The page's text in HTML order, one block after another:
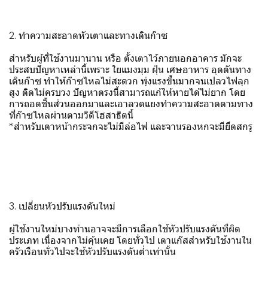
2. ทำความสะอาดหัวเตาและทางเดินก๊าซ
สำหรับผู้ที่ใช้งานมานาน หรือ ตั้งเตาไว้ภายนอกอาคาร มักจะ
ประสบปัญหาเหล่านี้เพราะ ใยแมงมุม ฝุ่น เศษอาหาร อุดตันทาง
เดินก๊าซ ทำให้ก๊าซไหลไม่สะดวก พุ่งแรงขึ้นมากจนเปลวไฟลุก
สูง ติดไม่ครบวง ปัญหาตรงนี้สามารถแก้ให้หายได้ไม่ยาก โดย
การถอดชิ้นส่วนออกมาและเอาลวดแยงทำความสะอาดตามทาง
ที่ก๊าซไหลผ่านตามวิดีโฮสาธิตนี้
*สำหรับเตาหน้ากระจกจะไม่มีล่อไฟ และจานรองหกจะมียึดสกรู
3. เปลี่ยนหัวปรับแรงดันใหม่
ผู้ใช้งานใหม่บางท่านอาจจะมีการเลือกใช้หัวปรับแรงดันที่ผิด
ประเภท เนื่องจากไม่คุ้นเคย โดยทั่วไป เตาแก๊สสำหรับใช้งานใน
ครัวเรือนทั่วไปจะใช้หัวปรับแรงดันต่ำเท่านั้น